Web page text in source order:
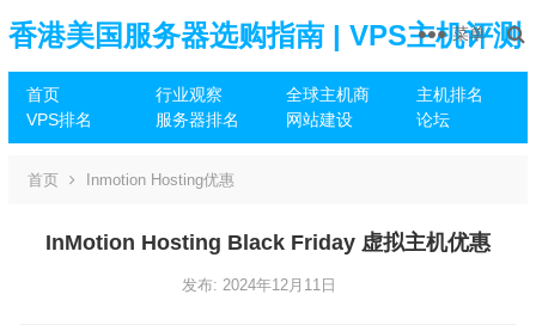
香港美国服务器选购指南 | VPS主机评测
推荐
首页 行业观察 全球主机商
主机排名
VPS排名
服务器排名 网站建设 论坛
菜单
首页 Inmotion Hosting优惠
InMotion Hosting Black Friday 虚拟主机优惠
发布: 2024年12月11日